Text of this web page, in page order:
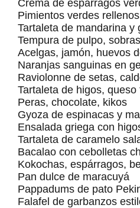
Crema de espárragos
Pimientos verdes
Tartaleta de mandarina y
Tempura de pulpo,
Acelgas, jamón, huevos
Naranjas sanguinas en
Raviolonne de setas,
Tartaleta de higos, queso
Peras, chocolate, kikos
Gyoza de espinacas y
Ensalada griega con
Tartaleta de caramelo
Bacalao con cebolletas
Kokochas, espárragos,
Pan dulce de maracuyá
Pappadums de pato
Falafel de garbanzos